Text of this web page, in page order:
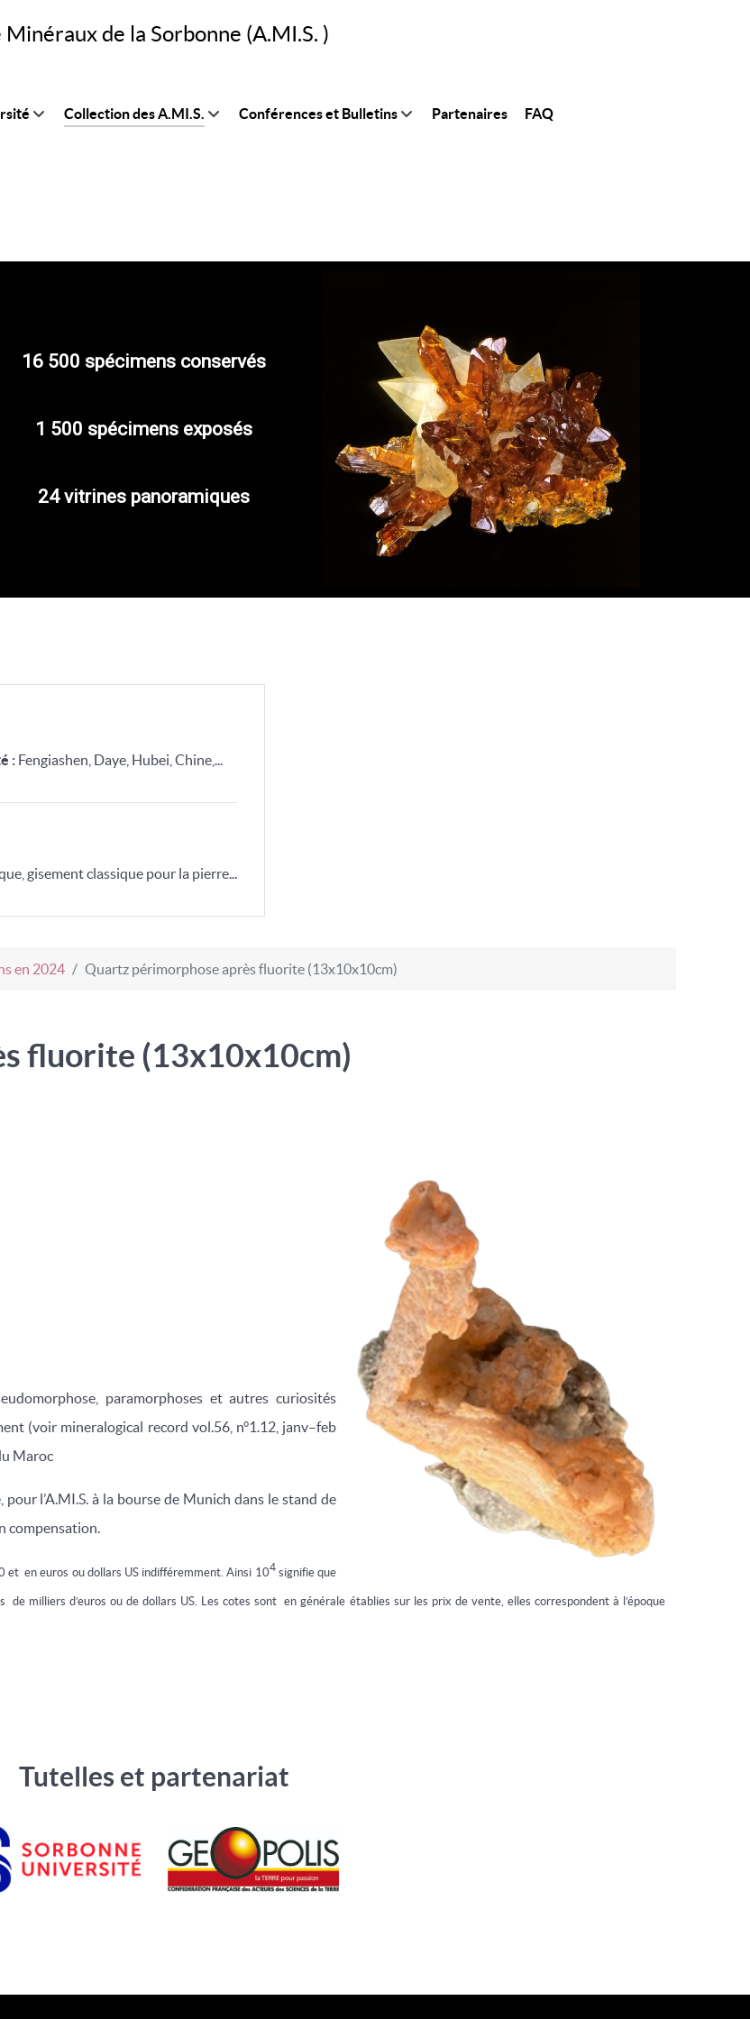
de la Sorbonne (A.MI.S. )
Collection des A.MI.S. Conférences et Bulletins Partenaires FAQ
16 500 spécimens conservés
1 500 spécimens exposés
24 vitrines panoramiques
: Fengiashen, Daye, Hubei, Chine,...
gisement classique pour la pierre...
en 2024 Quartz périmorphose après fluorite (13x10x10cm)
fluorite (13x10x10cm)
paramorphoses et autres curiosités
(voir mineralogical record vol.56, n°1.12, janv–feb
Maroc
l’A.MI.S. à la bourse de Munich dans le stand de
compensation.
et en euros ou dollars US indifféremment. Ainsi 104signifie que
milliers d’euros ou de dollars US. Les cotes sont en générale établies sur les prix de vente, elles correspondent à l’époque
Tutelles et partenariat